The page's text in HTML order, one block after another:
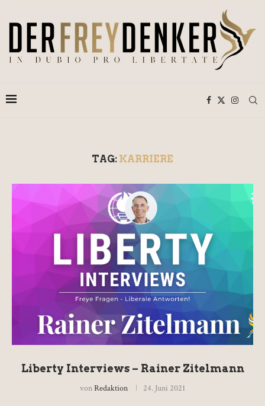
TAG: KARRIERE
Liberty Interviews – Rainer Zitelmann
vonRedaktion 24. Juni 2021